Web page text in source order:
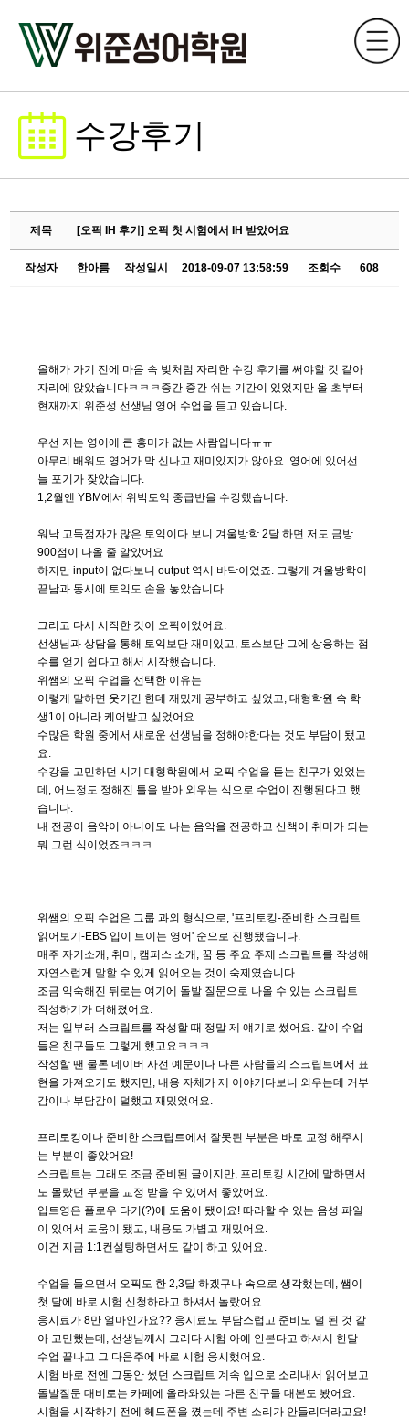
수강후기
제목 [오픽 IH 후기] 오픽 첫 시험에서 IH 받았어요
작성자 한아름 작성일시 2018-09-07 13:58:59 조회수 608
올해가 가기 전에 마음 속 빚처럼 자리한 수강 후기를 써야할 것 같아
자리에 앉았습니다ㅋㅋㅋ중간 중간 쉬는 기간이 있었지만 올 초부터
현재까지 위준성 선생님 영어 수업을 듣고 있습니다.
우선 저는 영어에 큰 흥미가 없는 사람입니다ㅠㅠ
아무리 배워도 영어가 막 신나고 재미있지가 않아요. 영어에 있어선
늘 포기가 잦았습니다.
1,2월엔 YBM에서 위박토익 중급반을 수강했습니다.
워낙 고득점자가 많은 토익이다 보니 겨울방학 2달 하면 저도 금방
900점이 나올 줄 알았어요
하지만 input이 없다보니 output 역시 바닥이었죠. 그렇게 겨울방학이
끝남과 동시에 토익도 손을 놓았습니다.
그리고 다시 시작한 것이 오픽이었어요.
선생님과 상담을 통해 토익보단 재미있고, 토스보단 그에 상응하는 점
수를 얻기 쉽다고 해서 시작했습니다.
위쌤의 오픽 수업을 선택한 이유는
이렇게 말하면 웃기긴 한데 재밌게 공부하고 싶었고, 대형학원 속 학
생1이 아니라 케어받고 싶었어요.
수많은 학원 중에서 새로운 선생님을 정해야한다는 것도 부담이 됐고
요.
수강을 고민하던 시기 대형학원에서 오픽 수업을 듣는 친구가 있었는
데, 어느정도 정해진 틀을 받아 외우는 식으로 수업이 진행된다고 했
습니다.
내 전공이 음악이 아니어도 나는 음악을 전공하고 산책이 취미가 되는
뭐 그런 식이었죠ㅋㅋㅋ
위쌤의 오픽 수업은 그룹 과외 형식으로, '프리토킹-준비한 스크립트
읽어보기-EBS 입이 트이는 영어' 순으로 진행됐습니다.
매주 자기소개, 취미, 캠퍼스 소개, 꿈 등 주요 주제 스크립트를 작성해
자연스럽게 말할 수 있게 읽어오는 것이 숙제였습니다.
조금 익숙해진 뒤로는 여기에 돌발 질문으로 나올 수 있는 스크립트
작성하기가 더해졌어요.
저는 일부러 스크립트를 작성할 때 정말 제 얘기로 썼어요. 같이 수업
들은 친구들도 그렇게 했고요ㅋㅋㅋ
작성할 땐 물론 네이버 사전 예문이나 다른 사람들의 스크립트에서 표
현을 가져오기도 했지만, 내용 자체가 제 이야기다보니 외우는데 거부
감이나 부담감이 덜했고 재밌었어요.
프리토킹이나 준비한 스크립트에서 잘못된 부분은 바로 교정 해주시
는 부분이 좋았어요!
스크립트는 그래도 조금 준비된 글이지만, 프리토킹 시간에 말하면서
도 몰랐던 부분을 교정 받을 수 있어서 좋았어요.
입트영은 플로우 타기(?)에 도움이 됐어요! 따라할 수 있는 음성 파일
이 있어서 도움이 됐고, 내용도 가볍고 재밌어요.
이건 지금 1:1컨설팅하면서도 같이 하고 있어요.
수업을 들으면서 오픽도 한 2,3달 하겠구나 속으로 생각했는데, 쌤이
첫 달에 바로 시험 신청하라고 하셔서 놀랐어요
응시료가 8만 얼마인가요?? 응시료도 부담스럽고 준비도 덜 된 것 같
아 고민했는데, 선생님께서 그러다 시험 아예 안본다고 하셔서 한달
수업 끝나고 그 다음주에 바로 시험 응시했어요.
시험 바로 전엔 그동안 썼던 스크립트 계속 입으로 소리내서 읽어보고
돌발질문 대비로는 카페에 올라와있는 다른 친구들 대본도 봤어요.
시험을 시작하기 전에 헤드폰을 꼈는데 주변 소리가 안들리더라고요!